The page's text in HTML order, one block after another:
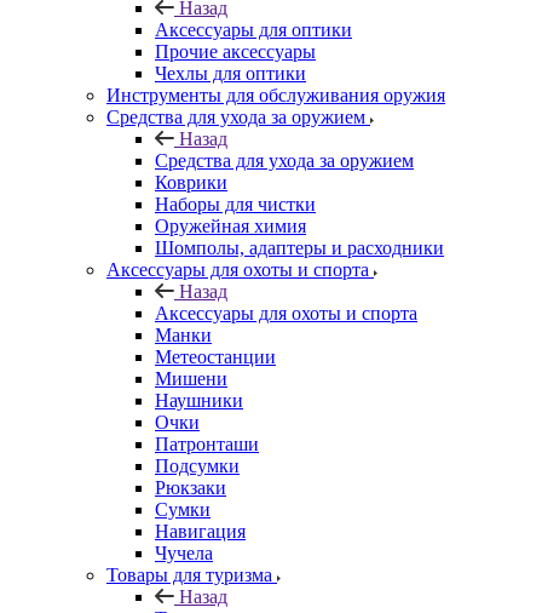
Назад
Аксессуары для оптики
Прочие аксессуары
Чехлы для оптики
Инструменты для обслуживания оружия
Средства для ухода за оружием
Назад
Средства для ухода за оружием
Коврики
Наборы для чистки
Оружейная химия
Шомполы, адаптеры и расходники
Аксессуары для охоты и спорта
Назад
Аксессуары для охоты и спорта
Манки
Метеостанции
Мишени
Наушники
Очки
Патронташи
Подсумки
Рюкзаки
Сумки
Навигация
Чучела
Товары для туризма
Назад